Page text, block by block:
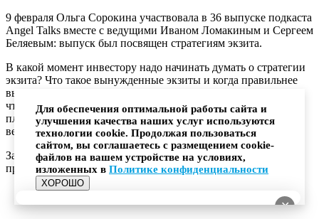
9 февраля Ольга Сорокина участвовала в 36 выпуске подкаста
Angel Talks вместе с ведущими Иваном Ломакиным и Сергеем
Беляевым: выпуск был посвящен стратегиям экзита.
В какой момент инвестору надо начинать думать о стратегии
экзита? Что такое вынужденные экзиты и когда правильнее
выходить инвестору? О каких инструментах важно помнить,
чтобы обеспечить именно такой экзит, который
планировался? Эти и другие вопросы обсудили Ольга и
ведущие.
Запись эфира доступна поссылке– присоединяйтесь к
просмотру!
Для обеспечения оптимальной работы сайта и
улучшения качества наших услуг используются
технологии cookie. Продолжая пользоваться
сайтом, вы соглашаетесь с размещением cookie-
файлов на вашем устройстве на условиях,
изложенных в Политике конфиденциальности
ХОРОШО
✕